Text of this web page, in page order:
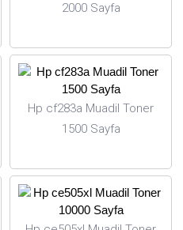
2000 Sayfa
Hp cf283a Muadil Toner
1500 Sayfa